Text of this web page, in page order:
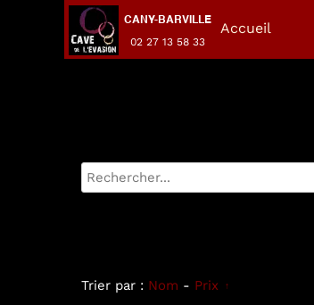
Accueil
CANY-BARVILLE
02 27 13 58 33
Trier par : Nom - Prix